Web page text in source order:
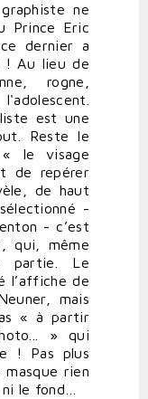
ne
Prince Eric
dernier a
! Au lieu de
rogne,
est une
Reste le
le visage
de repérer
de haut
-
- c’est
qui, même
partie. Le
l’affiche de
mais
« à partir
» qui
! Pas plus
masque rien
le fond…